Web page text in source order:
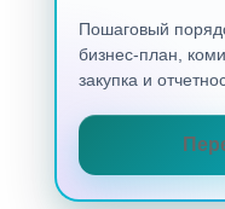
Пошаговый
бизнес-план,
закупка и